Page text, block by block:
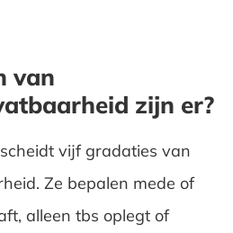
van
zijn er?
vijf gradaties van
Ze bepalen mede of
alleen tbs oplegt of